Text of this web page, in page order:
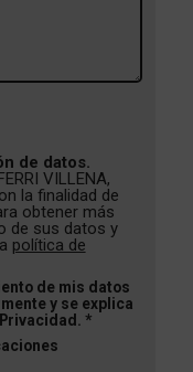
de datos.
VILLENA,
la finalidad de
obtener más
de sus datos y
política de
de mis datos
y se explica
*